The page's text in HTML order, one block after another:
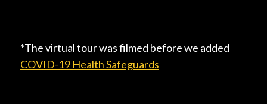
*The virtual tour was filmed before we added
COVID-19 Health Safeguards